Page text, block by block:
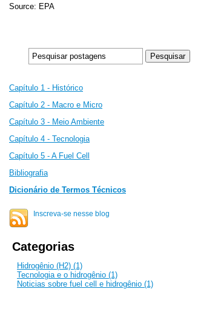
Source: EPA
Capítulo 1 - Histórico
Capítulo 2 - Macro e Micro
Capítulo 3 - Meio Ambiente
Capítulo 4 - Tecnologia
Capítulo 5 - A Fuel Cell
Bibliografia
Dicionário de Termos Técnicos
Inscreva-se nesse blog
Categorias
Hidrogênio (H2) (1)
Tecnologia e o hidrogênio (1)
Noticias sobre fuel cell e hidrogênio (1)